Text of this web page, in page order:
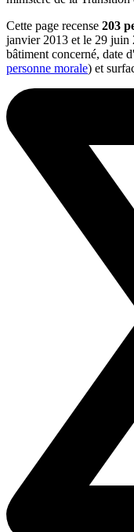
Cette page recense 203
janvier 2013 et le 29 juin
bâtiment concerné, date
personne morale) et